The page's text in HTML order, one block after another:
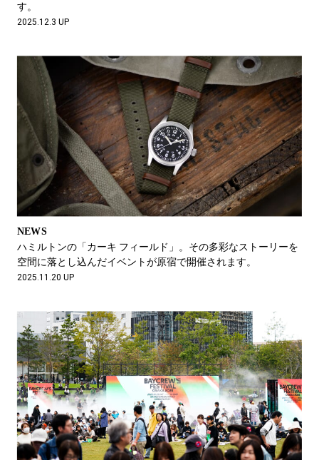
す。
2025.12.3 UP
NEWS
ハミルトンの「カーキ フィールド」。その多彩なストーリーを
空間に落とし込んだイベントが原宿で開催されます。
2025.11.20 UP